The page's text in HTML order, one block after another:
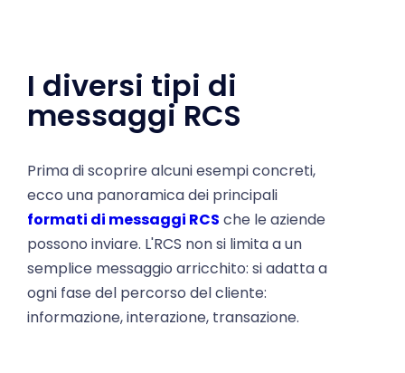
I diversi tipi di
messaggi RCS
ecco una panoramica dei principali
formati di messaggi RCSche le aziende
possono inviare. L'RCS non si limita a un
semplice messaggio arricchito: si adatta a
ogni fase del percorso del cliente:
informazione, interazione, transazione.